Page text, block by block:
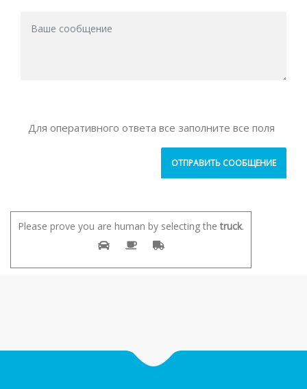
Для оперативного ответа все заполните все поля
Please prove you are human by selecting the truck.